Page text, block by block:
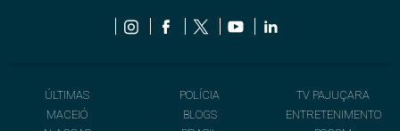
ÚLTIMAS
MACEIÓ
POLÍCIA
BLOGS
TV PAJUÇARA
ENTRETENIMENTO